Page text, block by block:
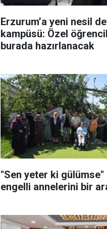
Erzurum’a yeni nesil
kampüsü: Özel
burada hazırlanacak
"Sen yeter ki
engelli annelerini bir